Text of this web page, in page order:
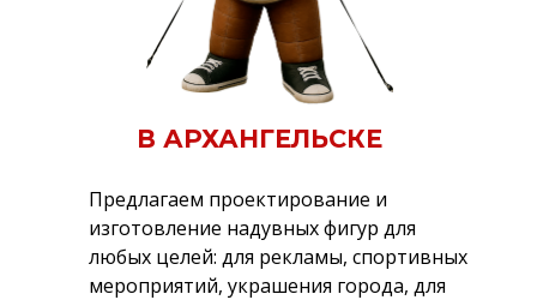
В АРХАНГЕЛЬСКЕ
Предлагаем проектирование и
изготовление надувных фигур для
любых целей: для рекламы, спортивных
мероприятий, украшения города, для